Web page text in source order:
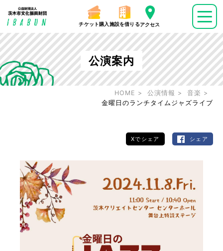
チケット購入 施設を借りるアクセス
公演案内
HOME 公演情報
音楽
金曜日のランチタイムジャズライブ
Xでシェア シェア